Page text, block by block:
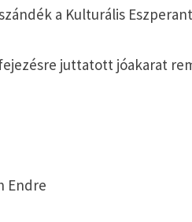
szándék a Kulturális
juttatott jóakarat
Endre